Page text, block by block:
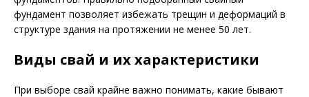
фундамент позволяет избежать трещин и деформаций в
структуре здания на протяжении не менее 50 лет.
Виды свай и их характеристики
При выборе свай крайне важно понимать, какие бывают